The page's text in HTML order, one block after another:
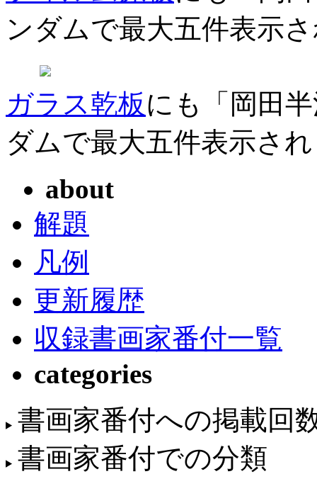
ンダムで最大五件表示
ガラス乾板にも「岡田
ダムで最大五件表示さ
about
解題
凡例
更新履歴
収録書画家番付一覧
categories
書画家番付への掲載回
書画家番付での分類